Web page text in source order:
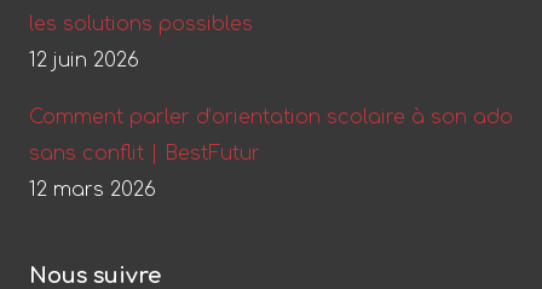
les solutions possibles
12 juin 2026
Comment parler d’orientation scolaire à son ado
sans conflit | BestFutur
12 mars 2026
Nous suivre